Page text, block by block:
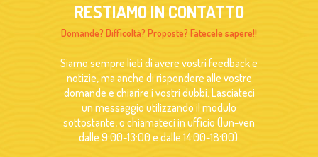
RESTIAMO IN CONTATTO
Domande? Difficoltà? Proposte? Fatecele sapere!!
Siamo sempre lieti di avere vostri feedback e
notizie, ma anche di rispondere alle vostre
domande e chiarire i vostri dubbi. Lasciateci
un messaggio utilizzando il modulo
sottostante, o chiamateci in ufficio (lun-ven
dalle 9:00-13:00 e dalle 14:00-18:00).